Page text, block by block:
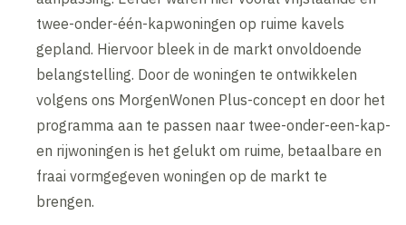
twee-onder-één-kapwoningen op ruime kavels
gepland. Hiervoor bleek in de markt onvoldoende
belangstelling. Door de woningen te ontwikkelen
volgens ons MorgenWonen Plus-concept en door het
programma aan te passen naar twee-onder-een-kap-
en rijwoningen is het gelukt om ruime, betaalbare en
fraai vormgegeven woningen op de markt te
brengen.